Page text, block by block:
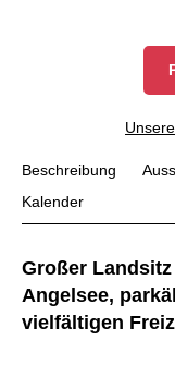
Beschreibung
Kalender
Großer
Angelsee,
vielfältigen